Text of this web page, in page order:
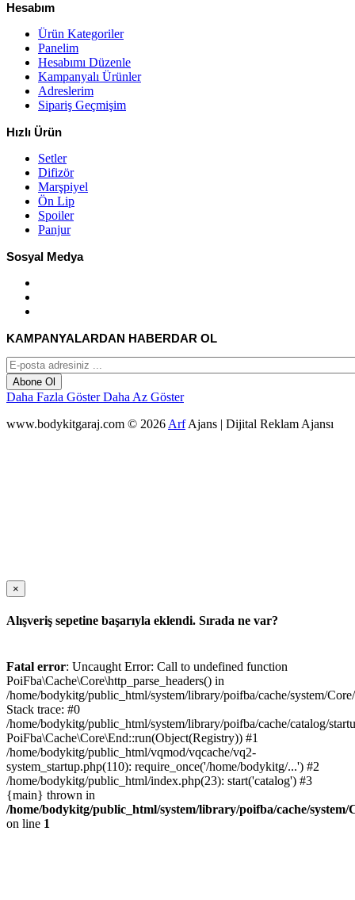
Hesabım
Ürün Kategoriler
Panelim
Hesabımı Düzenle
Kampanyalı Ürünler
Adreslerim
Sipariş Geçmişim
Hızlı Ürün
Setler
Difizör
Marşpiyel
Ön Lip
Spoiler
Panjur
Sosyal Medya
KAMPANYALARDAN HABERDAR OL
Abone Ol
Daha Fazla GösterDaha Az Göster
www.bodykitgaraj.com © 2026 ArfAjans | Dijital Reklam Ajansı
×
Alışveriş sepetine başarıyla eklendi. Sırada ne var?
Fatal error: Uncaught Error: Call to undefined function
PoiFba\Cache\Core\http_parse_headers() in
/home/bodykitg/public_html/system/library/poifba/cache/system/
Stack trace: #0
/home/bodykitg/public_html/system/library/poifba/cache/catalog/
PoiFba\Cache\Core\End::run(Object(Registry)) #1
/home/bodykitg/public_html/vqmod/vqcache/vq2-
system_startup.php(110): require_once('/home/bodykitg/...') #2
/home/bodykitg/public_html/index.php(23): start('catalog') #3
{main} thrown in
/home/bodykitg/public_html/system/library/poifba/cache/system/
on line 1